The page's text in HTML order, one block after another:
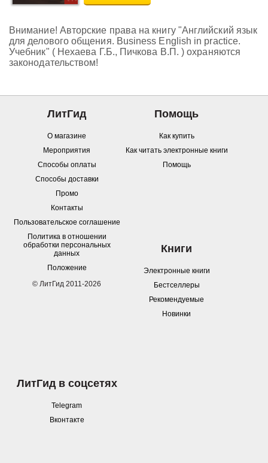
Внимание! Авторские права на книгу "Английский язык
для делового общения. Business English in practice.
Учебник" ( Нехаева Г.Б., Пичкова В.П. ) охраняются
законодательством!
ЛитГид
О магазине
Мероприятия
Способы оплаты
Способы доставки
Промо
Контакты
Пользовательское соглашение
Политика в отношении
обработки персональных
данных
Положение
© ЛитГид 2011-2026
Помощь
Как купить
Как читать электронные книги
Помощь
Книги
Электронные книги
Бестселлеры
Рекомендуемые
Новинки
ЛитГид в соцсетях
Telegram
Вконтакте